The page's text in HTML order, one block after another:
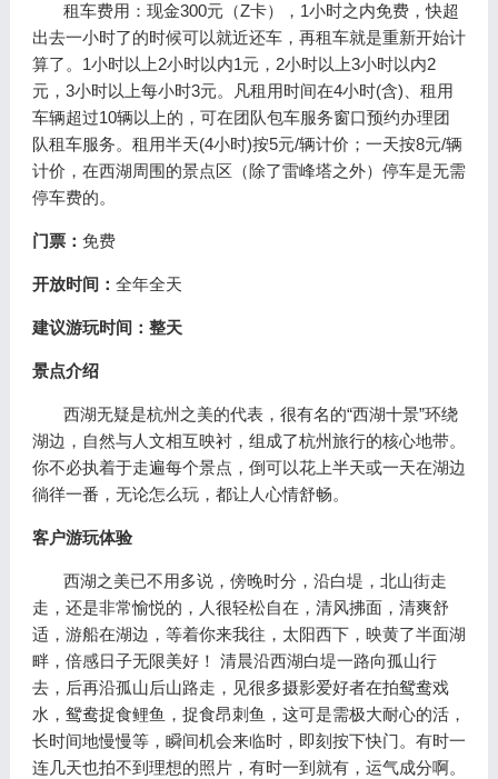
租车费用：现金300元（Z卡），1小时之内免费，快超
出去一小时了的时候可以就近还车，再租车就是重新开始计
算了。1小时以上2小时以内1元，2小时以上3小时以内2
元，3小时以上每小时3元。凡租用时间在4小时(含)、租用
车辆超过10辆以上的，可在团队包车服务窗口预约办理团
队租车服务。租用半天(4小时)按5元/辆计价；一天按8元/辆
计价，在西湖周围的景点区（除了雷峰塔之外）停车是无需
停车费的。
门票： 免费
开放时间： 全年全天
建议游玩时间：整天
景点介绍
西湖无疑是杭州之美的代表，很有名的“西湖十景”环绕
湖边，自然与人文相互映衬，组成了杭州旅行的核心地带。
你不必执着于走遍每个景点，倒可以花上半天或一天在湖边
徜徉一番，无论怎么玩，都让人心情舒畅。
客户游玩体验
西湖之美已不用多说，傍晚时分，沿白堤，北山街走
走，还是非常愉悦的，人很轻松自在，清风拂面，清爽舒
适，游船在湖边，等着你来我往，太阳西下，映黄了半面湖
畔，倍感日子无限美好！ 清晨沿西湖白堤一路向孤山行
去，后再沿孤山后山路走，见很多摄影爱好者在拍鸳鸯戏
水，鸳鸯捉食鲤鱼，捉食昂刺鱼，这可是需极大耐心的活，
长时间地慢慢等，瞬间机会来临时，即刻按下快门。有时一
连几天也拍不到理想的照片，有时一到就有，运气成分啊。